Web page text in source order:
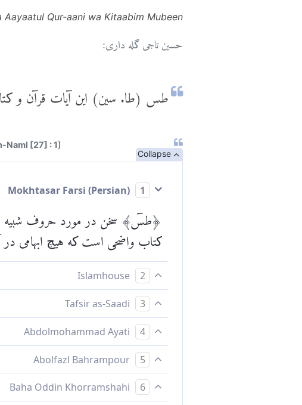
Aayaatul Qur-aani wa Kitaabim Mubeen
حسین تاجی گله داری:
طس (طا. سین) این آیات قرآن و
Naml [27] : 1)
Collapse
1
﴿طسٓ﴾ سخن در مورد حروف شبیه
کتاب واضحی است که هیچ ابهامی
2
طس [= طا. سین]. این، آیات قرآن و
3
ayah 27:6 for complete tafsir.
4
طا، سين. اين است آيات قرآن و كتاب
5
طا، سين. اين آيات قرآن و كتاب
6